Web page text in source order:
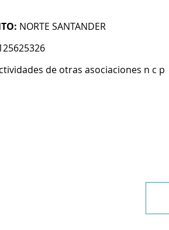
NORTE SANTANDER
de otras asociaciones n c p